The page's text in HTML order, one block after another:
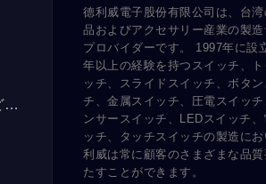
德利威電子股份有限公司は、台湾
品およびアクセサリー産業の製造
プロバイダーです。 1997年に設
年以上の経験を持つスイッチ、ト
ッチ、スライドスイッチ、ボタン
チ、金属スイッチ、圧電スイッ
ンサースイッチ、LEDスイッチ、
ッチ、タッチスイッチの製造に
利威は常に顧客のさまざまな品質
たすことができます。